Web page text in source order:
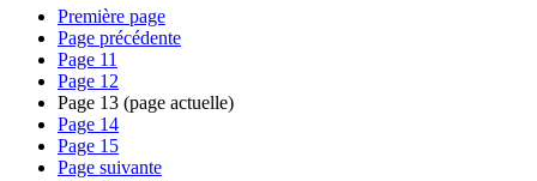
Première page
Page précédente
Page 11
Page 12
Page 13 (page actuelle)
Page 14
Page 15
Page suivante